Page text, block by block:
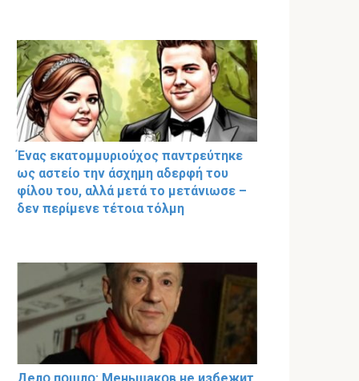
Ένας εκατομμυριούχος παντρεύτηκε
ως αστείο την άσχημη αδερφή του
φίλου του, αλλά μετά το μετάνιωσε –
δεν περίμενε τέτοια τόλμη